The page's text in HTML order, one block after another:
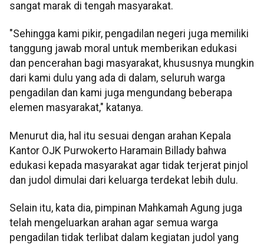
sangat marak di tengah masyarakat.
"Sehingga kami pikir, pengadilan negeri juga memiliki
tanggung jawab moral untuk memberikan edukasi
dan pencerahan bagi masyarakat, khususnya mungkin
dari kami dulu yang ada di dalam, seluruh warga
pengadilan dan kami juga mengundang beberapa
elemen masyarakat," katanya.
Menurut dia, hal itu sesuai dengan arahan Kepala
Kantor OJK Purwokerto Haramain Billady bahwa
edukasi kepada masyarakat agar tidak terjerat pinjol
dan judol dimulai dari keluarga terdekat lebih dulu.
Selain itu, kata dia, pimpinan Mahkamah Agung juga
telah mengeluarkan arahan agar semua warga
pengadilan tidak terlibat dalam kegiatan judol yang